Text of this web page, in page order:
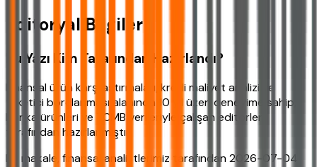
Editoryal Bilgiler
Bu Yazı Kim Tarafından Hazırlandı?
Finansal ürün karşılaştırmaları, kredi maliyet analizi ve
tüketici borçlanması alanında 10 yıl üzeri deneyime sahip,
banka ürünleri ve TCMB verileriyle çalışan editörler
tarafından hazırlanmıştır.
Bu makale, finansal analistlerimiz tarafından 2026-07-04